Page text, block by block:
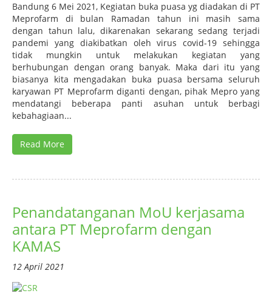
Bandung 6 Mei 2021, Kegiatan buka puasa yg diadakan di PT
Meprofarm di bulan Ramadan tahun ini masih sama
dengan tahun lalu, dikarenakan sekarang sedang terjadi
pandemi yang diakibatkan oleh virus covid-19 sehingga
tidak mungkin untuk melakukan kegiatan yang
berhubungan dengan orang banyak. Maka dari itu yang
biasanya kita mengadakan buka puasa bersama seluruh
karyawan PT Meprofarm diganti dengan, pihak Mepro yang
mendatangi beberapa panti asuhan untuk berbagi
kebahagiaan...
Read More
Penandatanganan MoU kerjasama
antara PT Meprofarm dengan
KAMAS
12 April 2021